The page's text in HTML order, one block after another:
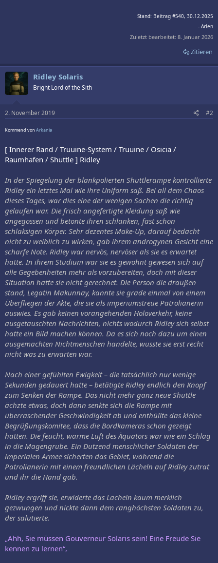
Stand: Beitrag #540, 30.12.2025
- Arlen
Zuletzt bearbeitet: 8. Januar 2026
Zitieren
Ridley Solaris
Bright Lord of the Sith
2. November 2019 #2
Kommend von Arkania
[ Innerer Rand / Truuine-System / Truuine / Osicia /
Raumhafen / Shuttle ] Ridley
In der Spiegelung der blankpolierten Shuttlerampe kontrollierte
Ridley ein letztes Mal wie ihre Uniform saß. Bei all dem Chaos
dieses Tages, war dies eine der wenigen Sachen die richtig
gelaufen war. Die frisch angefertigte Kleidung saß wie
angegossen und betonte ihren schlanken, fast schon
schlaksigen Körper. Sehr dezentes Make-Up, darauf bedacht
nicht zu weiblich zu wirken, gab ihrem androgynen Gesicht eine
scharfe Note. Ridley war nervös, nervöser als sie es erwartet
hatte. In ihrem Studium war sie es gewohnt gewesen sich auf
alle Gegebenheiten mehr als vorzubereiten, doch mit dieser
Situation hatte sie nicht gerechnet. Die Person die draußen
stand, Legatin Makunnay, kannte sie grade einmal von einem
Überfliegen der Akte, die sie als imperiumstreue Patrolianerin
auswies. Es gab keinen vorangehenden Holoverkehr, keine
ausgetauschten Nachrichten, nichts wodurch Ridley sich selbst
hatte ein Bild machen können. Da es sich noch dazu um einen
ausgemachten Nichtmenschen handelte, wusste sie erst recht
nicht was zu erwarten war.
Nach einer gefühlten Ewigkeit – die tatsächlich nur wenige
Sekunden gedauert hatte – betätigte Ridley endlich den Knopf
zum Senken der Rampe. Das nicht mehr ganz neue Shuttle
ächzte etwas, doch dann senkte sich die Rampe mit
überraschender Geschwindigkeit ab und enthüllte das kleine
Begrüßungskomitee, dass die Bordkameras schon gezeigt
hatten. Die feucht, warme Luft des Äquators war wie ein Schlag
in die Magengrube. Ein Dutzend menschlicher Soldaten der
imperialen Armee sicherten das Gebiet, während die
Patrolianerin mit einem freundlichen Lächeln auf Ridley zutrat
und ihr die Hand gab.
Ridley ergriff sie, erwiderte das Lächeln kaum merklich
gezwungen und nickte dann dem ranghöchsten Soldaten zu,
der salutierte.
„Ahh, Sie müssen Gouverneur Solaris sein! Eine Freude Sie
kennen zu lernen“,